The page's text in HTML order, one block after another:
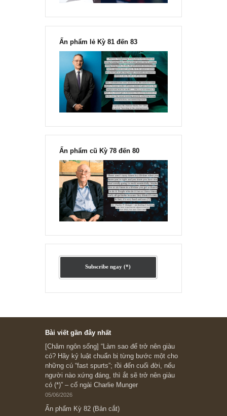
đông đối với rủi ro, Ngài Howard
Marks
“Đừng sợ mua cổ phiếu dài hạn
chỉ vì chiến tranh”, ngài Philip
Fisher
Ấn phẩm lẻ Kỳ 81 đến 83
Ấn phẩm cũ Kỳ 78 đến 80